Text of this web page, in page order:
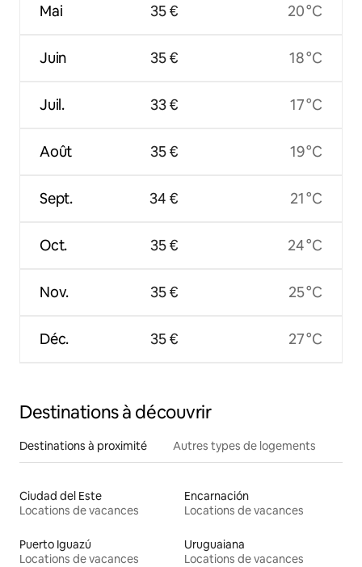
Mai
Juin
Juil.
Août
Sept.
Oct.
Nov.
Déc.
35 €
35 €
33 €
35 €
34 €
35 €
35 €
35 €
20 °C
18 °C
17 °C
19 °C
21 °C
24 °C
25 °C
27 °C
Destinations à découvrir
Destinations à proximité Autres types de logements
Ciudad del Este
Locations de vacances
Encarnación
Locations de vacances
Puerto Iguazú
Locations de vacances
Uruguaiana
Locations de vacances